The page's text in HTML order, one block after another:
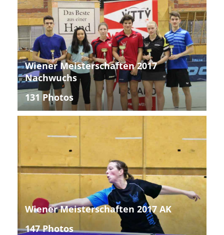
Wiener Meisterschaften 2017
Nachwuchs
131 Photos
Wiener Meisterschaften 2017 AK
147 Photos